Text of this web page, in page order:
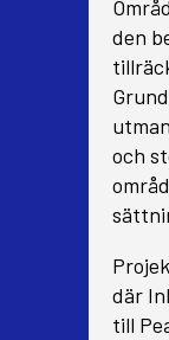
den
och
där
till